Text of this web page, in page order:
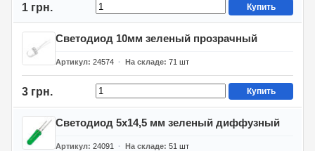
1 грн. Купить
Светодиод 10мм зеленый прозрачный
Артикул 24574 На складе 71 шт
3 грн. Купить
Светодиод 5х14,5 мм зеленый диффузный
Артикул 24091 На складе 51 шт